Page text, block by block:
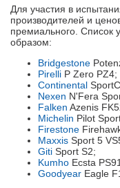
Для участия в
производителей и
премиального. Список
образом:
Bridgestone
Pirelli P Zero PZ4;
Continental
Nexen N'Fera
Falken Azenis
Michelin Pilot
Firestone
Maxxis Sport 5
Giti Sport S2;
Kumho Ecsta
Goodyear Eagle